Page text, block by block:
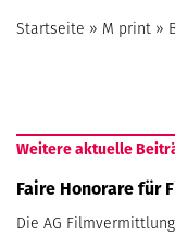
Startseite » M print »
Weitere aktuelle
Faire Honorare für
Die AG